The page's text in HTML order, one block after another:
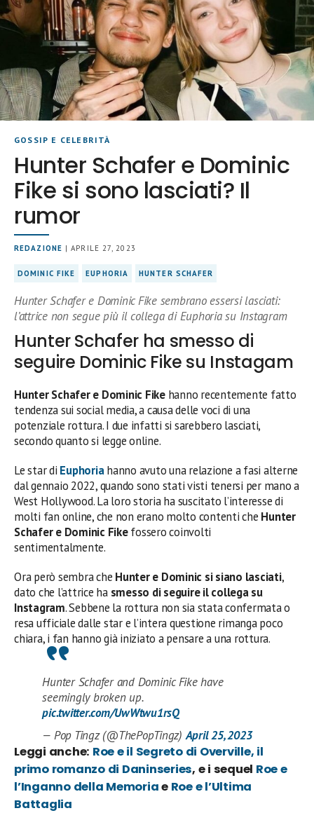
GOSSIP E CELEBRITÀ
Hunter Schafer e Dominic
Fike si sono lasciati? Il
rumor
REDAZIONE | APRILE 27, 2023
DOMINIC FIKE EUPHORIA HUNTER SCHAFER
Hunter Schafer e Dominic Fike sembrano essersi lasciati:
l’attrice non segue più il collega di Euphoria su Instagram
Hunter Schafer ha smesso di
seguire Dominic Fike su Instagam
Hunter Schafer e Dominic Fikehanno recentemente fatto
tendenza sui social media, a causa delle voci di una
potenziale rottura. I due infatti si sarebbero lasciati,
secondo quanto si legge online.
Le star di Euphoriahanno avuto una relazione a fasi alterne
dal gennaio 2022, quando sono stati visti tenersi per mano a
West Hollywood. La loro storia ha suscitato l’interesse di
molti fan online, che non erano molto contenti che Hunter
Schafer e Dominic Fikefossero coinvolti
sentimentalmente.
Ora però sembra che Hunter e Dominic si siano lasciati,
dato che l’attrice ha smesso di seguire il collega su
Instagram. Sebbene la rottura non sia stata confermata o
resa ufficiale dalle star e l’intera questione rimanga poco
chiara, i fan hanno già iniziato a pensare a una rottura.
Hunter Schafer and Dominic Fike have
seemingly broken up.
pic.twitter.com/UwWtwu1rsQ
— Pop Tingz (@ThePopTingz)April 25, 2023
Leggi anche: Roe e il Segreto di Overville, il
primo romanzo di Daninseries, e i sequel Roe e
l’Inganno della Memoriae Roe e l’Ultima
Battaglia